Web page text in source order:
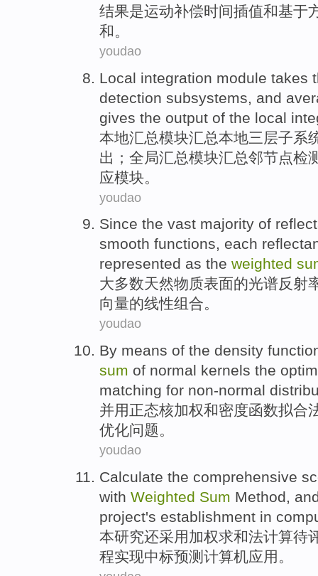
结果是运动补偿时间插值和基于
和。
youdao
Local integration module takes
detection subsystems and
gives the output of the local
本地汇总模块汇总本地三 层子系
出 ；全局汇总模块汇总邻节点
应模块。
youdao
Since the vast majority of
smooth functions, each
represented as the weighted
大多数天然物质表面的光谱反射
向量的线性组合。
youdao
By means of the density
sum of normal kernels the
matching for non-normal
并用正态核加权和密度函数拟合
优化问题。
youdao
Calculate the comprehensive
with Weighted Sum Method,
project's establishment in
本研究还采用加权求和法计算待
程实现中标预测 计算机应用。